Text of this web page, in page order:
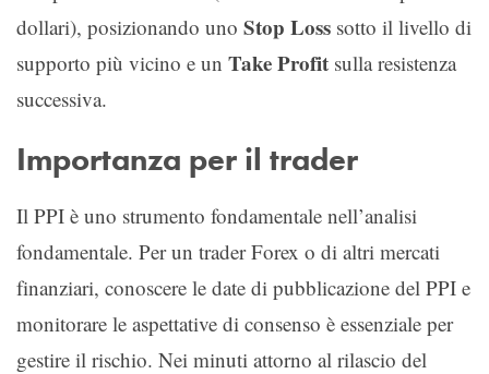
dollari), posizionando uno Stop Loss sotto il livello di
supporto più vicino e un Take Profit sulla resistenza
successiva.
Importanza per il trader
Il PPI è uno strumento fondamentale nell’analisi
fondamentale. Per un trader Forex o di altri mercati
finanziari, conoscere le date di pubblicazione del PPI e
monitorare le aspettative di consenso è essenziale per
gestire il rischio. Nei minuti attorno al rilascio del